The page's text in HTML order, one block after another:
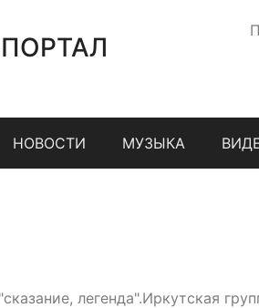
НОВОСТИ МУЗЫКА
легенда".Иркутская